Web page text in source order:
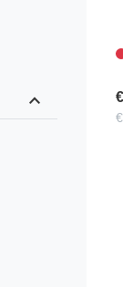
expand_less